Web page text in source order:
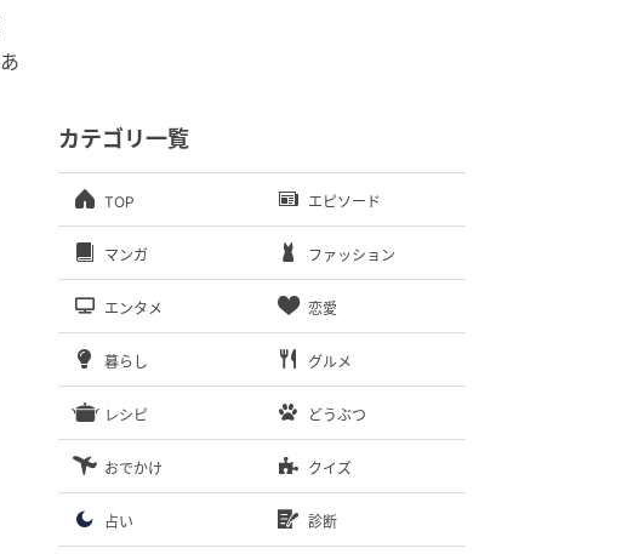
カテゴリ一覧
TOP エピソード
マンガ ファッション
エンタメ 恋愛
暮らし グルメ
レシピ どうぶつ
おでかけ クイズ
占い 診断